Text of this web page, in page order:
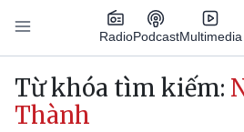
Nhảy đến nội dung
RadioPodcastMultimedia
Main navigation
Từ khóa tìm kiếm:
Thành